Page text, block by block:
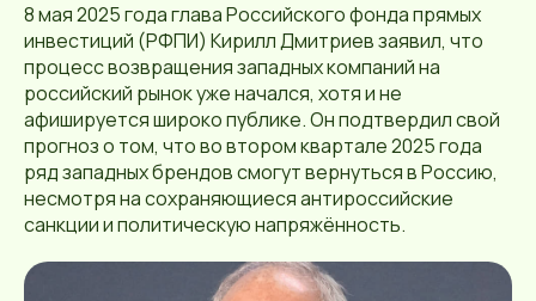
8 мая 2025 года глава Российского фонда прямых
инвестиций (РФПИ) Кирилл Дмитриев заявил, что
процесс возвращения западных компаний на
российский рынок уже начался, хотя и не
афишируется широко публике. Он подтвердил свой
прогноз о том, что во втором квартале 2025 года
ряд западных брендов смогут вернуться в Россию,
несмотря на сохраняющиеся антироссийские
санкции и политическую напряжённость.